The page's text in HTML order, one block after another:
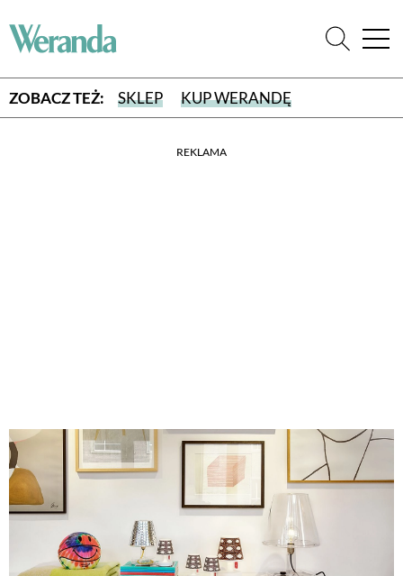
ZOBACZ TEŻ: SKLEP KUP WERANDĘ
REKLAMA